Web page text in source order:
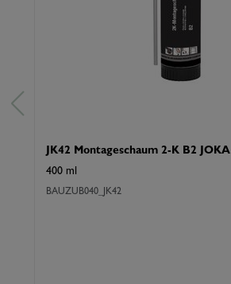
JK42 Montageschaum 2-K B2 JOKA
400 ml
BAUZUB040_JK42